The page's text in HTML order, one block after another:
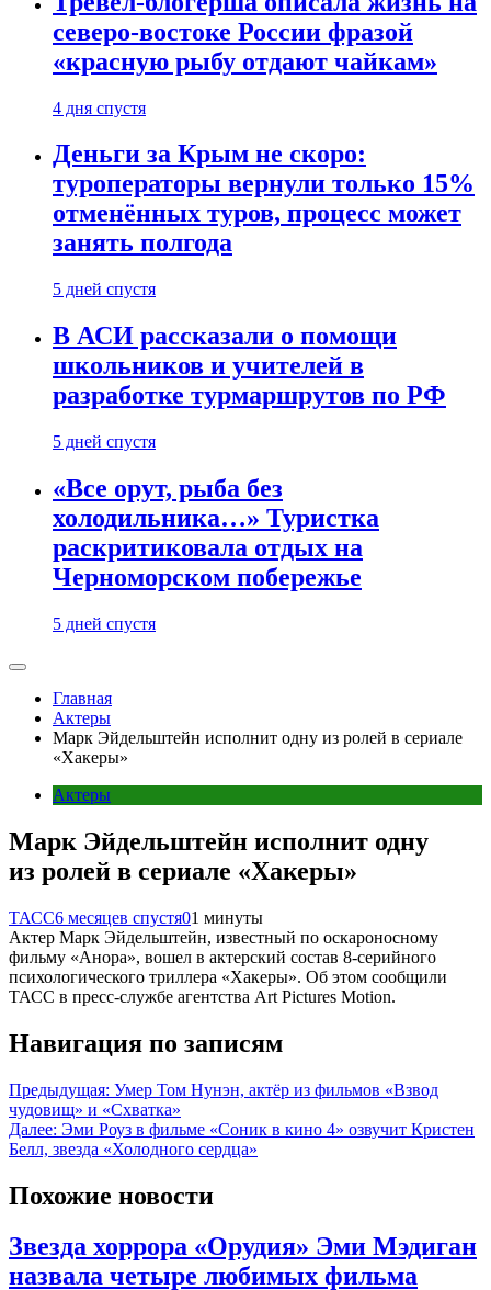
северо-востоке России фразой
«красную рыбу отдают чайкам»
4 дня спустя
Деньги за Крым не скоро:
туроператоры вернули только 15%
отменённых туров, процесс может
занять полгода
5 дней спустя
В АСИ рассказали о помощи
школьников и учителей в
разработке турмаршрутов по РФ
5 дней спустя
«Все орут, рыба без
холодильника…» Туристка
раскритиковала отдых на
Черноморском побережье
5 дней спустя
Главная
Актеры
Марк Эйдельштейн исполнит одну из ролей в сериале
«Хакеры»
Актеры
Марк Эйдельштейн исполнит одну
из ролей в сериале «Хакеры»
ТАСС6 месяцев спустя01 минуты
Актер Марк Эйдельштейн, известный по оскароносному
фильму «Анора», вошел в актерский состав 8-серийного
психологического триллера «Хакеры». Об этом сообщили
ТАСС в пресс-службе агентства Art Pictures Motion.
Навигация по записям
Предыдущая: Умер Том Нунэн, актёр из фильмов «Взвод
чудовищ» и «Схватка»
Далее: Эми Роуз в фильме «Соник в кино 4» озвучит Кристен
Белл, звезда «Холодного сердца»
Похожие новости
Звезда хоррора «Орудия» Эми Мэдиган
назвала четыре любимых фильма